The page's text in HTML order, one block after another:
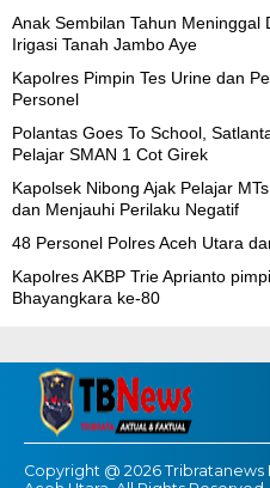
Anak Sembilan Tahun Meninggal
Irigasi Tanah Jambo Aye
Kapolres Pimpin Tes Urine dan
Personel
Polantas Goes To School,
Pelajar SMAN 1 Cot Girek
Kapolsek Nibong Ajak Pelajar
dan Menjauhi Perilaku Negatif
48 Personel Polres Aceh Utara
Kapolres AKBP Trie Aprianto
Bhayangkara ke-80
Copyright @ 2026 Tribratanews